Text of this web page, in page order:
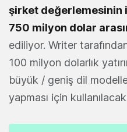
şirket değerlemesinin
750 milyon dolar
ediliyor. Writer
100 milyon dolarlık
büyük / geniş dil
yapması için